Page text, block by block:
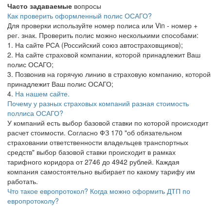
Часто задаваемые вопросы
Как проверить оформленный полис ОСАГО?
Для проверки используйте номер полиса или Vin - номер +
рег. знак. Проверить полис можно несколькими способами:
1. На сайте РСА (Российский союз автостраховщиков);
2. На сайте страховой компании, которой принадлежит Ваш
полис ОСАГО;
3. Позвонив на горячую линию в страховую компанию, которой
принадлежит Ваш полис ОСАГО;
4. На нашем сайте.
Почему у разных страховых компаний разная стоимость
поллиса ОСАГО?
У компаний есть выбор базовой ставки по которой происходит
расчет стоимости. Согласно ФЗ 170 "об обязательном
страховании ответственности владельцев транспортных
средств" выбор базовой ставки происходит в рамках
тарифного коридора от 2746 до 4942 рублей. Каждая
компания самостоятельно выбирает по какому тарифу им
работать.
Что такое европротокол? Когда можно оформить ДТП по
европротоколу?